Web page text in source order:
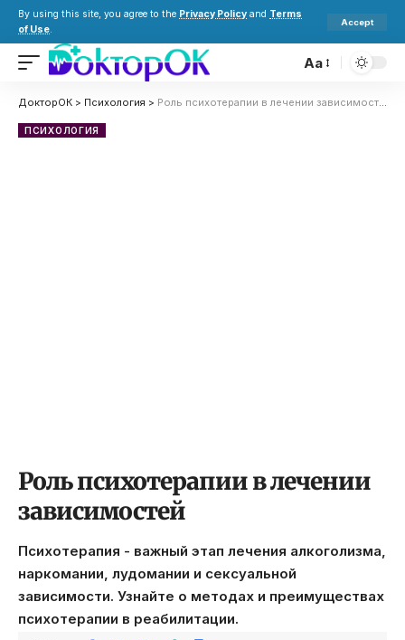
By using this site, you agree to the Privacy Policy and Terms
of Use.
Accept
Aa
ДокторОК > Психология > Роль психотерапии в лечении зависимостей
ПСИХОЛОГИЯ
Роль психотерапии в лечении
зависимостей
Психотерапия - важный этап лечения алкоголизма,
наркомании, лудомании и сексуальной
зависимости. Узнайте о методах и преимуществах
психотерапии в реабилитации.